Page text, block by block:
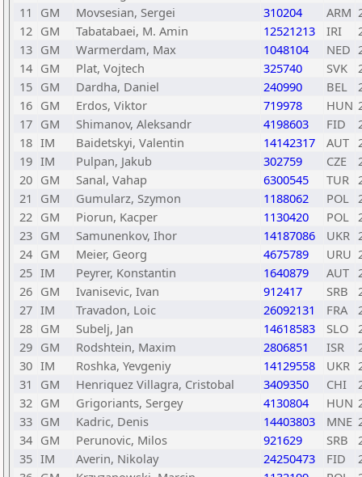
11
GM Movsesian, Sergei 310204 ARM
12 GM Tabatabaei, M. Amin 12521213 IRI
13 GM Warmerdam, Max 1048104 NED
14 GM Plat, Vojtech 325740 SVK
15 GM Dardha, Daniel 240990 BEL
16 GM Erdos, Viktor 719978 HUN
17 GM Shimanov, Aleksandr 4198603 FID
18 IM Baidetskyi, Valentin 14142317 AUT
19 IM Pulpan, Jakub 302759 CZE
20 GM Sanal, Vahap 6300545 TUR
21
GM Gumularz, Szymon 1188062 POL
22 GM Piorun, Kacper 1130420 POL
23 GM Samunenkov, Ihor 14187086 UKR
24 GM Meier, Georg 4675789 URU
25 IM Peyrer, Konstantin 1640879 AUT
26 GM Ivanisevic, Ivan 912417 SRB
27 IM Travadon, Loic 26092131 FRA
28 GM Subelj, Jan 14618583 SLO
29 GM Rodshtein, Maxim 2806851 ISR
30 IM Roshka, Yevgeniy 14129558 UKR
31
GM Henriquez Villagra, Cristobal 3409350 CHI
32 GM Grigoriants, Sergey 4130804 HUN
33 GM Kadric, Denis 14403803 MNE
34 GM Perunovic, Milos 921629 SRB
35 IM Averin, Nikolay 24250473 FID